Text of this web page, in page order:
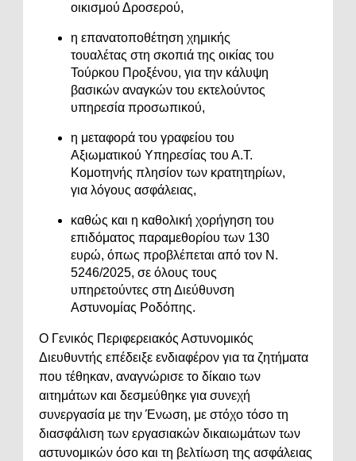
οικισμού Δροσερού,
η επανατοποθέτηση χημικής
τουαλέτας στη σκοπιά της οικίας του
Τούρκου Προξένου, για την κάλυψη
βασικών αναγκών του εκτελούντος
υπηρεσία προσωπικού,
η μεταφορά του γραφείου του
Αξιωματικού Υπηρεσίας του Α.Τ.
Κομοτηνής πλησίον των κρατητηρίων,
για λόγους ασφάλειας,
καθώς και η καθολική χορήγηση του
επιδόματος παραμεθορίου των 130
ευρώ, όπως προβλέπεται από τον Ν.
5246/2025, σε όλους τους
υπηρετούντες στη Διεύθυνση
Αστυνομίας Ροδόπης.
Ο Γενικός Περιφερειακός Αστυνομικός
Διευθυντής επέδειξε ενδιαφέρον για τα ζητήματα
που τέθηκαν, αναγνώρισε το δίκαιο των
αιτημάτων και δεσμεύθηκε για συνεχή
συνεργασία με την Ένωση, με στόχο τόσο τη
διασφάλιση των εργασιακών δικαιωμάτων των
αστυνομικών όσο και τη βελτίωση της ασφάλειας